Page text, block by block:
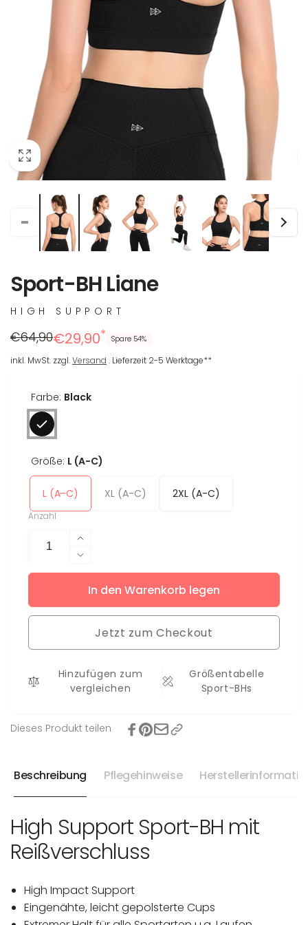
Sport-BH Liane
HIGH SUPPORT
Regulärer
Preis
€64,90
Reduzierter
Preis
€29,90* Spare 54%
inkl. MwSt. zzgl.Versand . Lieferzeit 2-5 Werktage**
Farbe: Black
Größe: L (A-C)
L (A-C) XL (A-C) 2XL (A-C)
Anzahl
Erhöhe
die
Menge
für
BH
Liane
Verringere
die
Menge
für
Sport-
BH
Liane
In den Warenkorb legen
Jetzt zum Checkout
Hinzufügen zum
vergleichen
Größentabelle
Sport-BHs
Dieses Produkt teilen
Beschreibung Pflegehinweise
High Support Sport-BH mit
Reißverschluss
High Impact Support
Eingenähte, leicht gepolsterte Cups